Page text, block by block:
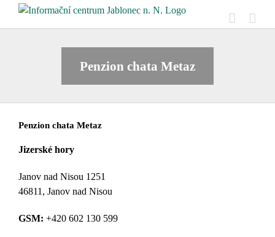
Přeskočit
Penzion chata Metaz
Penzion chata Metaz
Jizerské hory
Janov nad Nisou 1251
46811, Janov nad Nisou
GSM: +420 602 130 599